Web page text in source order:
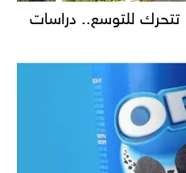
تتحرك للتوسع.. دراسات